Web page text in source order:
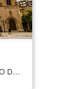
EL FADRÍ ES EL CAMPANARIO DE LA CONCATEDRAL DE SANTA MARÍA LA MAYOR DE CASTELLÓN DE LA PLANA. EL NOMBRE DE FADRÍ PROVIENE DEL TÉRMINO "PADRINO", YA QUE SEGÚN LA TRADICIÓN POPULAR, LOS PADRINOS DE BAUTIZO DE LOS NIÑOS QUE NACÍAN EN LA CIUDAD TENÍAN QUE SUBIR AL CAMPANARIO PARA TOCAR LA CAMPANA MÁS GRANDE Y ANUNCIAR EL NACIMIENTO DEL NUEVO CIUDADANO. EL FADRÍ SE CONSTRUYÓ EN EL SIGLO XV Y ESTÁ CONSTRUIDO EN ESTILO GÓTICO VALENCIANO. SE ELEVA A UNOS 60 METROS DE ALTURA Y CUENTA CON UNA ESCALERA DE CARACOL DE 189 ESCALONES QUE LLEVA HASTA SU CIMA. DESDE ALLÍ, SE PUEDE DISFRUTAR DE UNA IMPRESIONANTE VISTA PANORÁMICA DE LA CIUDAD Y DE SUS ALREDEDORES. EN SU INTERIOR, EL FADRÍ CUENTA CON UN CONJUNTO DE CAMPANAS QUE SE UTILIZAN PARA MARCAR LAS HORAS DEL DÍA Y PARA ANUNCIAR LOS EVENTOS RELIGIOSOS MÁS IMPORTANTES DE LA CIUDAD.